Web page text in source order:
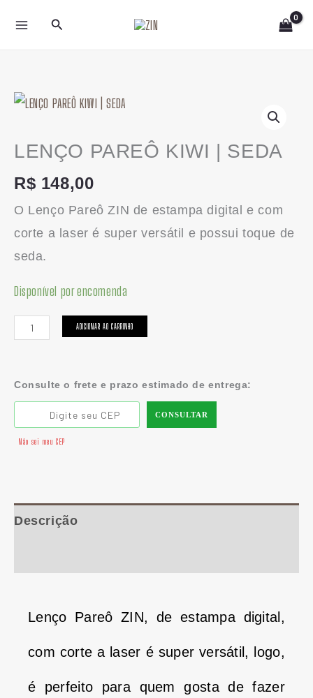
para
Pesquisar
LENÇO PAREÔ KIWI | SEDA
R$ 148,00
O Lenço Pareô ZIN de estampa digital e com
corte a laser é super versátil e possui toque de
seda.
Disponível por encomenda
LENÇO
KIWI
SEDA
quantidade
ADICIONAR AO CARRINHO
Consulte o frete e prazo estimado de entrega:
CONSULTAR
Não sei meu CEP
Descrição
Lenço Pareô ZIN, de estampa digital,
com corte a laser é super versátil, logo,
é perfeito para quem gosta de fazer